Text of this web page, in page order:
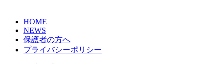
HOME
NEWS
保護者の方へ
プライバシーポリシー